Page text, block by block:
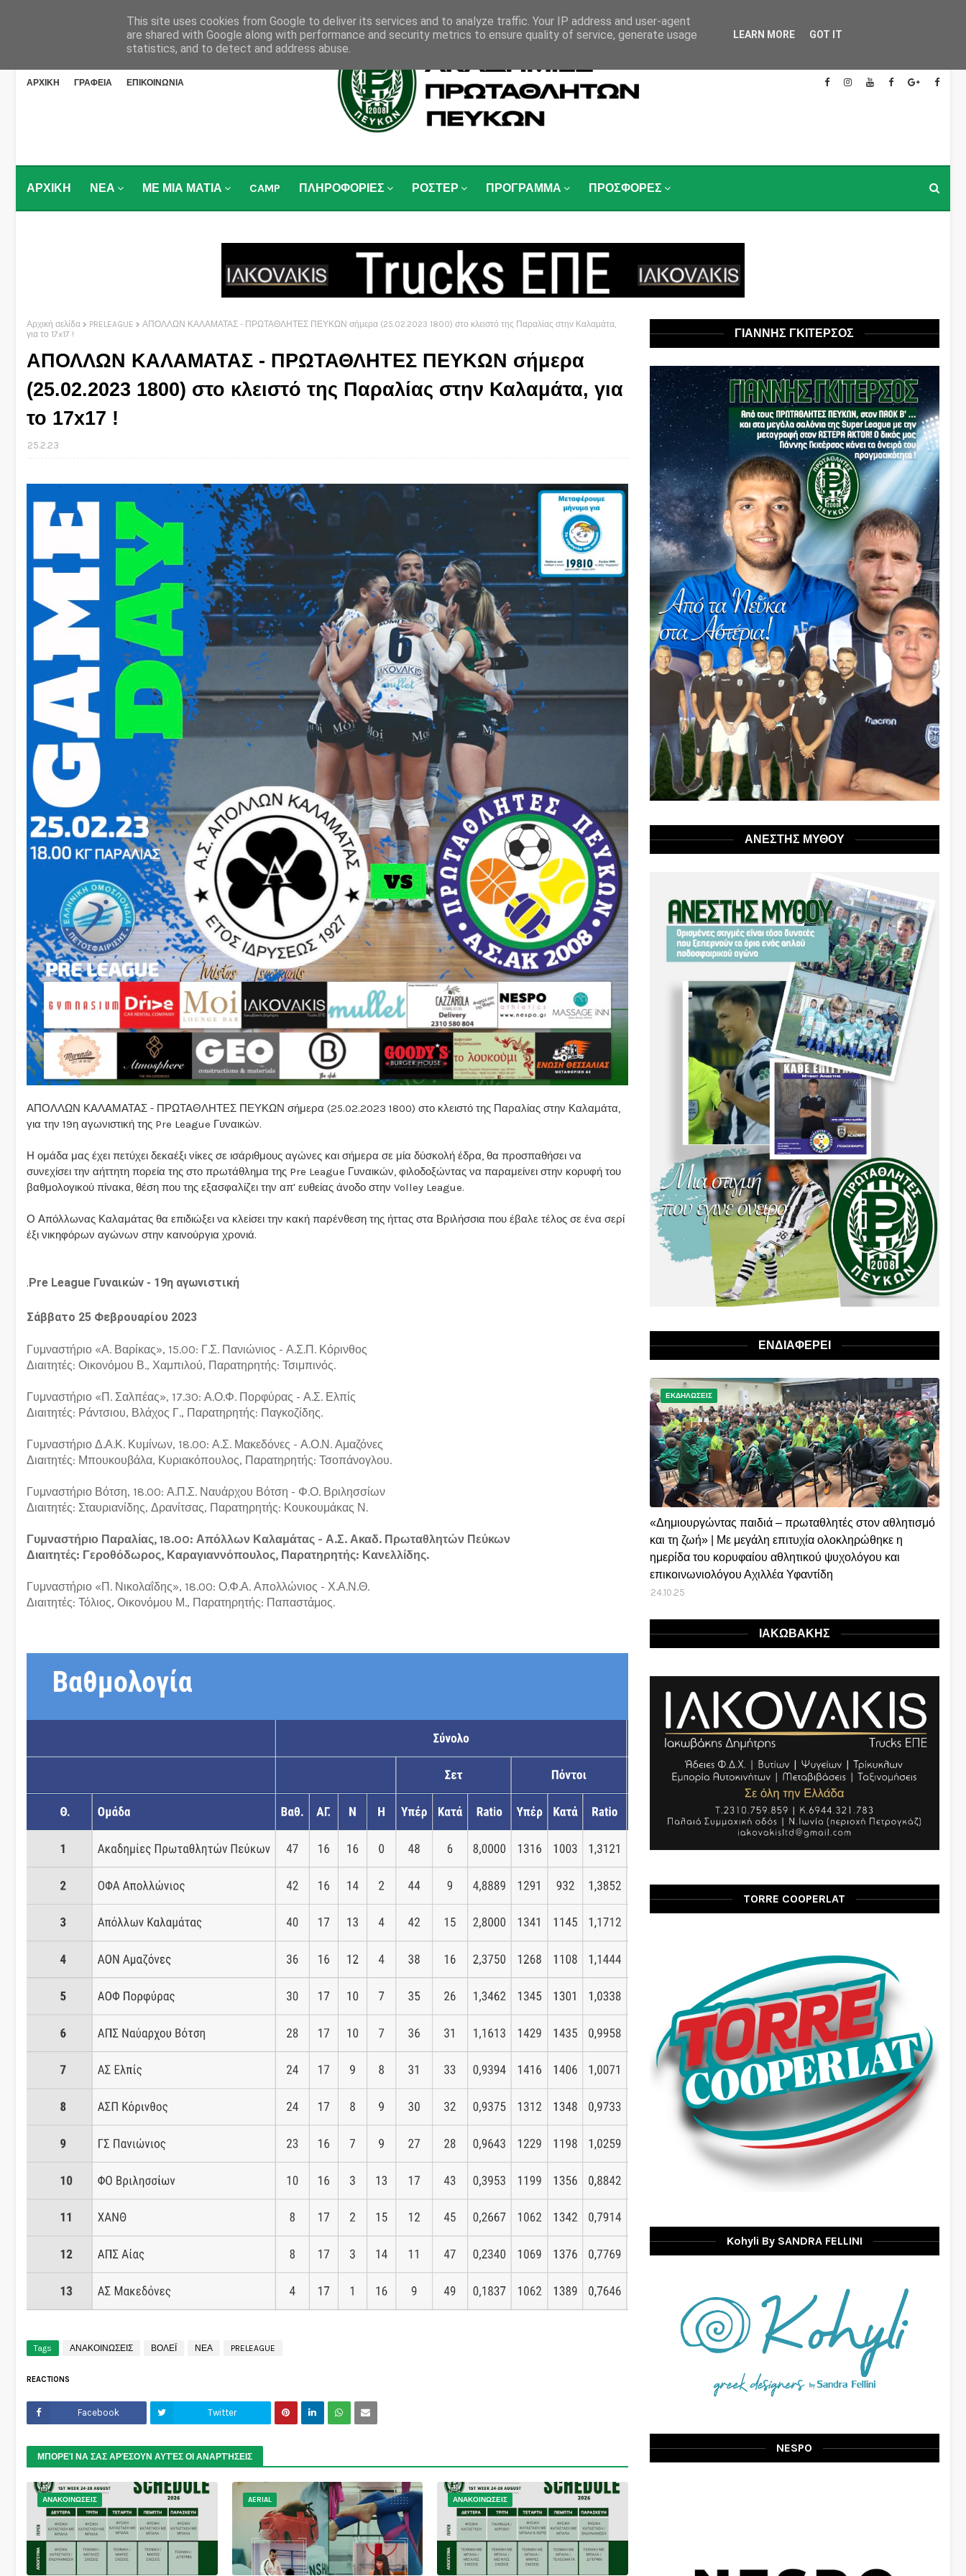
ΑΡΧΙΚΗ ΓΡΑΦΕΙΑ ΕΠΙΚΟΙΝΩΝΙΑ
ΑΡΧΙΚΗ ΝΕΑ ΜΕ ΜΙΑ ΜΑΤΙΑ CAMP ΠΛΗΡΟΦΟΡΙΕΣ ΡΟΣΤΕΡ ΠΡΟΓΡΑΜΜΑ ΠΡΟΣΦΟΡΕΣ
Αρχική σελίδα PRELEAGUE
ΑΠΟΛΛΩΝ ΚΑΛΑΜΑΤΑΣ - ΠΡΩΤΑΘΛΗΤΕΣ ΠΕΥΚΩΝ σήμερα (25.02.2023 1800) στο κλειστό της Παραλίας στην Καλαμάτα,
για το 17x17 !
ΑΠΟΛΛΩΝ ΚΑΛΑΜΑΤΑΣ - ΠΡΩΤΑΘΛΗΤΕΣ ΠΕΥΚΩΝ σήμερα
(25.02.2023 1800) στο κλειστό της Παραλίας στην Καλαμάτα, για
το 17x17 !
25.2.23
ΑΠΟΛΛΩΝ ΚΑΛΑΜΑΤΑΣ - ΠΡΩΤΑΘΛΗΤΕΣ ΠΕΥΚΩΝ σήμερα (25.02.2023 1800) στο κλειστό της Παραλίας στην Καλαμάτα,
για την 19η αγωνιστική της Pre League Γυναικών.
Η ομάδα μας έχει πετύχει δεκαέξι νίκες σε ισάριθμους αγώνες και σήμερα σε μία δύσκολή έδρα, θα προσπαθήσει να
συνεχίσει την αήττητη πορεία της στο πρωτάθλημα της Pre League Γυναικών, φιλοδοξώντας να παραμείνει στην κορυφή του
βαθμολογικού πίνακα, θέση που της εξασφαλίζει την απ' ευθείας άνοδο στην Volley League.
Ο Απόλλωνας Καλαμάτας θα επιδιώξει να κλείσει την κακή παρένθεση της ήττας στα Βριλήσσια που έβαλε τέλος σε ένα σερί
έξι νικηφόρων αγώνων στην καινούργια χρονιά.
.Pre League Γυναικών - 19η αγωνιστική
Σάββατο 25 Φεβρουαρίου 2023
Γυμναστήριο «Α. Βαρίκας», 15.00: Γ.Σ. Πανιώνιος - Α.Σ.Π. Κόρινθος
Διαιτητές: Οικονόμου Β., Χαμπιλού, Παρατηρητής: Τσιμπινός.
Γυμναστήριο «Π. Σαλπέας», 17.30: Α.Ο.Φ. Πορφύρας - Α.Σ. Ελπίς
Διαιτητές: Ράντσιου, Βλάχος Γ., Παρατηρητής: Παγκοζίδης.
Γυμναστήριο Δ.Α.Κ. Κυμίνων, 18.00: Α.Σ. Μακεδόνες - Α.Ο.Ν. Αμαζόνες
Διαιτητές: Μπουκουβάλα, Κυριακόπουλος, Παρατηρητής: Τσοπάνογλου.
Γυμναστήριο Βότση, 18.00: Α.Π.Σ. Ναυάρχου Βότση - Φ.Ο. Βριλησσίων
Διαιτητές: Σταυριανίδης, Δρανίτσας, Παρατηρητής: Κουκουμάκας Ν.
Γυμναστήριο Παραλίας, 18.00: Απόλλων Καλαμάτας - Α.Σ. Ακαδ. Πρωταθλητών Πεύκων
Διαιτητές: Γεροθόδωρος, Καραγιαννόπουλος, Παρατηρητής: Κανελλίδης.
Γυμναστήριο «Π. Νικολαΐδης», 18.00: Ο.Φ.Α. Απολλώνιος - Χ.Α.Ν.Θ.
Διαιτητές: Τόλιος, Οικονόμου Μ., Παρατηρητής: Παπαστάμος.
Tags ΑΝΑΚΟΙΝΩΣΕΙΣ ΒΟΛΕΪ ΝΕΑ PRELEAGUE
REACTIONS
Facebook Twitter
ΜΠΟΡΕΊ ΝΑ ΣΑΣ ΑΡΈΣΟΥΝ ΑΥΤΈΣ ΟΙ ΑΝΑΡΤΉΣΕΙΣ
ΑΝΑΚΟΙΝΩΣΕΙΣ AERIAL ΑΝΑΚΟΙΝΩΣΕΙΣ
ΓΙΑΝΝΗΣ ΓΚΙΤΕΡΣΟΣ
ΑΝΕΣΤΗΣ ΜΥΘΟΥ
ΕΝΔΙΑΦΕΡΕΙ
ΕΚΔΗΛΩΣΕΙΣ
«Δημιουργώντας παιδιά – πρωταθλητές στον αθλητισμό
και τη ζωή» | Με μεγάλη επιτυχία ολοκληρώθηκε η
ημερίδα του κορυφαίου αθλητικού ψυχολόγου και
επικοινωνιολόγου Αχιλλέα Υφαντίδη
24.10.25
ΙΑΚΩΒΑΚΗΣ
TORRE COOPERLAT
Kohyli By SANDRA FELLINI
NESPO
This site uses cookies from Google to deliver its services and to analyze traffic. Your IP address and user-agent
are shared with Google along with performance and security metrics to ensure quality of service, generate usage
statistics, and to detect and address abuse.
LEARN MORE GOT IT